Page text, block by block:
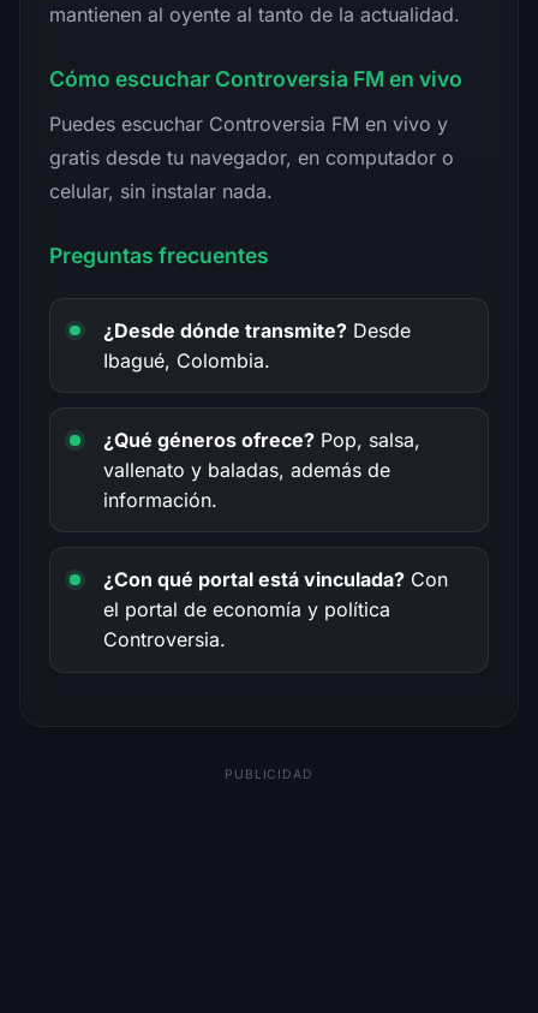
mantienen al oyente al tanto de la actualidad.
Cómo escuchar Controversia FM en vivo
Puedes escuchar Controversia FM en vivo y
gratis desde tu navegador, en computador o
celular, sin instalar nada.
Preguntas frecuentes
¿Desde dónde transmite? Desde
Ibagué, Colombia.
¿Qué géneros ofrece? Pop, salsa,
vallenato y baladas, además de
información.
¿Con qué portal está vinculada? Con
el portal de economía y política
Controversia.
PUBLICIDAD